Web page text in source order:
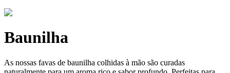
Baunilha
As nossas favas de baunilha colhidas à mão são curadas